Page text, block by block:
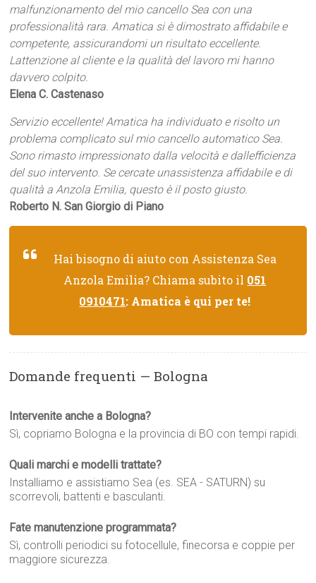
malfunzionamento del mio cancello Sea con una
professionalità rara. Amatica si è dimostrato affidabile e
competente, assicurandomi un risultato eccellente.
Lattenzione al cliente e la qualità del lavoro mi hanno
davvero colpito.
Elena C. Castenaso
Servizio eccellente! Amatica ha individuato e risolto un
problema complicato sul mio cancello automatico Sea.
Sono rimasto impressionato dalla velocità e dallefficienza
del suo intervento. Se cercate unassistenza affidabile e di
qualità a Anzola Emilia, questo è il posto giusto.
Roberto N. San Giorgio di Piano
Hai bisogno di aiuto con Assistenza Sea
Anzola Emilia? Chiama subito il 051
0910471: Amatica è qui per te!
Domande frequenti — Bologna
Intervenite anche a Bologna?
Sì, copriamo Bologna e la provincia di BO con tempi rapidi.
Quali marchi e modelli trattate?
Installiamo e assistiamo Sea (es. SEA - SATURN) su
scorrevoli, battenti e basculanti.
Fate manutenzione programmata?
Sì, controlli periodici su fotocellule, finecorsa e coppie per
maggiore sicurezza.